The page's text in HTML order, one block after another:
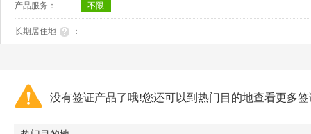
产品服务： 不限
长期居住地 ：
没有签证产品了哦!您还可以到热门目的地查看更多